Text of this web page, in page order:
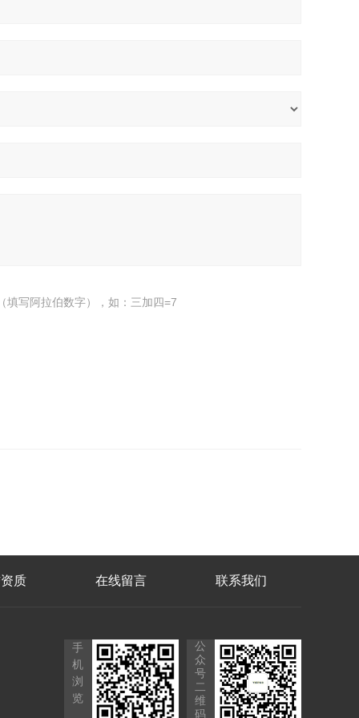
填写阿拉伯数字），如：三加四=7
质 在线留言 联系我们
手
机
浏
览
公
众
号
二
维
码